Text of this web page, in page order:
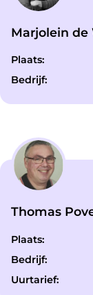
Marjolein de
Plaats:
Bedrijf:
Thomas
Plaats:
Bedrijf:
Uurtarief: